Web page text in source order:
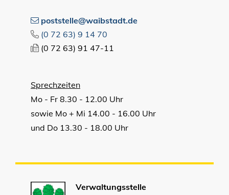
poststelle@waibstadt.de
(0 72 63) 9 14 70
(0 72 63) 91 47-11
Sprechzeiten
Mo - Fr 8.30 - 12.00 Uhr
sowie Mo + Mi 14.00 - 16.00 Uhr
und Do 13.30 - 18.00 Uhr
Verwaltungsstelle